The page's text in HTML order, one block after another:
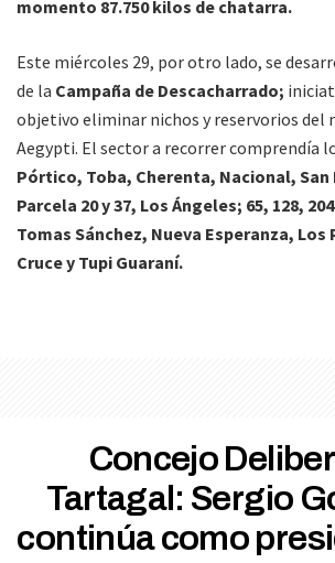
momento 87.750 kilos de chatarra.
Este miércoles 29, por otro lado, se
de la Campaña de Descacharrado;
objetivo eliminar nichos y reservorios del
Aegypti. El sector a recorrer comprendía
Pórtico, Toba, Cherenta, Nacional,
Parcela 20 y 37, Los Ángeles; 65, 128,
Tomas Sánchez, Nueva Esperanza, Los
Cruce y Tupi Guaraní.
Concejo
Tartagal: Sergio
continúa como